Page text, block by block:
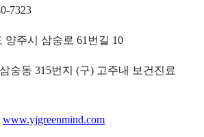
7323
주시 삼숭로 61번길 10
315번지 (구) 고주내 보건진료
www.yjgreenmind.com